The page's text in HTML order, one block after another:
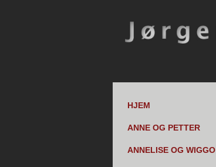
HJEM
ANNE OG PETTER
ANNELISE OG WIGGO